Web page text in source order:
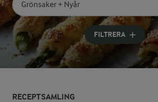
Sök på kategori eller ingrediens
Skriv in sökord för att få förslag
FILTRERA
RECEPTSAMLING